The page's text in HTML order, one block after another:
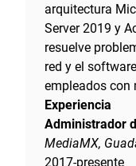
arquitectura
Server 2019 y
resuelve
red y el
empleados con
Experiencia
Administrador
MediaMX,
2017-presente